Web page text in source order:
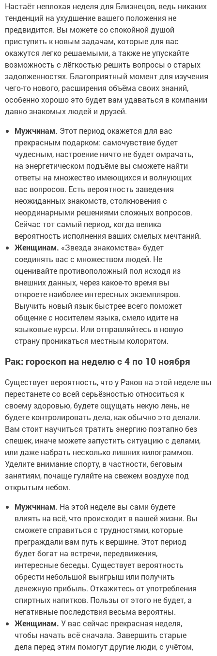
Настаёт неплохая неделя для Близнецов, ведь никаких
тенденций на ухудшение вашего положения не
предвидится. Вы можете со спокойной душой
приступить к новым задачам, которые для вас
окажутся легко решаемыми, а также не упускайте
возможность с лёгкостью решить вопросы о старых
задолженностях. Благоприятный момент для изучения
чего-то нового, расширения объёма своих знаний,
особенно хорошо это будет вам удаваться в компании
давно знакомых людей и друзей.
Мужчинам. Этот период окажется для вас
прекрасным подарком: самочувствие будет
чудесным, настроение ничто не будет омрачать,
на энергетическом подъёме вы сможете найти
ответы на множество имеющихся и волнующих
вас вопросов. Есть вероятность заведения
неожиданных знакомств, столкновения с
неординарными решениями сложных вопросов.
Сейчас тот самый период, когда велика
вероятность исполнения ваших смелых мечтаний.
Женщинам. «Звезда знакомства» будет
соединять вас с множеством людей. Не
оценивайте противоположный пол исходя из
внешних данных, через какое-то время вы
откроете наиболее интересных экземпляров.
Выучить новый язык быстрее всего поможет
общение с носителем языка, смело идите на
языковые курсы. Или отправляйтесь в новую
страну проникаться местным колоритом.
Рак: гороскоп на неделю с 4 по 10 ноября
Существует вероятность, что у Раков на этой неделе вы
перестанете со всей серьёзностью относиться к
своему здоровью, будете ощущать некую лень, не
будете контролировать дела, как обычно это делали.
Вам стоит научиться тратить энергию поэтапно без
спешек, иначе можете запустить ситуацию с делами,
или даже набрать несколько лишних килограммов.
Уделите внимание спорту, в частности, беговым
занятиям, почаще гуляйте на свежем воздухе под
открытым небом.
Мужчинам. На этой неделе вы сами будете
влиять на всё, что происходит в вашей жизни. Вы
сможете справиться с трудностями, которые
преграждали вам путь к вершине. Этот период
будет богат на встречи, передвижения,
интересные беседы. Существует вероятность
обрести небольшой выигрыш или получить
денежную прибыль. Откажитесь от употребления
спиртных напитков. Пользы от этого не будет, а
негативные последствия весьма вероятны.
Женщинам. У вас сейчас прекрасная неделя,
чтобы начать всё сначала. Завершить старые
дела перед этим помогут другие люди, с учётом,